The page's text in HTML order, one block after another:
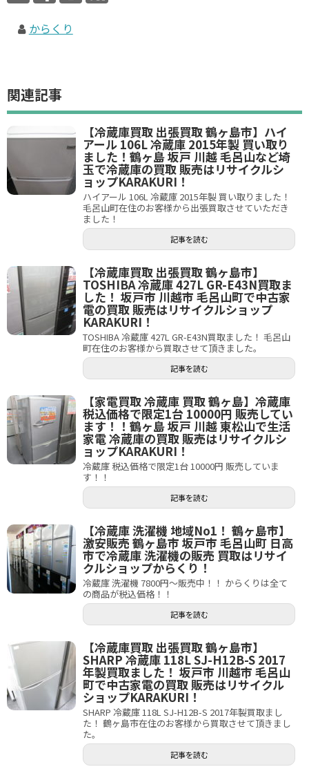
からくり
関連記事
【冷蔵庫買取 出張買取 鶴ヶ島市】ハイ
アール 106L 冷蔵庫 2015年製 買い取り
ました！鶴ヶ島 坂戸 川越 毛呂山など埼
玉で冷蔵庫の買取 販売はリサイクルシ
ョップKARAKURI！
ハイアール 106L 冷蔵庫 2015年製 買い取りました！
毛呂山町在住のお客様から出張買取させていただき
ました！
記事を読む
【冷蔵庫買取 出張買取 鶴ヶ島市】
TOSHIBA 冷蔵庫 427L GR-E43N買取ま
した！ 坂戸市 川越市 毛呂山町で中古家
電の買取 販売はリサイクルショップ
KARAKURI！
TOSHIBA 冷蔵庫 427L GR-E43N買取ました！ 毛呂山
町在住のお客様から買取させて頂きました。
記事を読む
【家電買取 冷蔵庫 買取 鶴ヶ島】冷蔵庫
税込価格で限定1台 10000円 販売してい
ます！！鶴ヶ島 坂戸 川越 東松山で生活
家電 冷蔵庫の買取 販売はリサイクルシ
ョップKARAKURI！
冷蔵庫 税込価格で限定1台 10000円 販売していま
す！！
記事を読む
【冷蔵庫 洗濯機 地域No1！ 鶴ヶ島市】
激安販売 鶴ヶ島市 坂戸市 毛呂山町 日高
市で冷蔵庫 洗濯機の販売 買取はリサイ
クルショップからくり！
冷蔵庫 洗濯機 7800円～販売中！！ からくりは全て
の商品が税込価格！！
記事を読む
【冷蔵庫買取 出張買取 鶴ヶ島市】
SHARP 冷蔵庫 118L SJ-H12B-S 2017
年製買取ました！ 坂戸市 川越市 毛呂山
町で中古家電の買取 販売はリサイクル
ショップKARAKURI！
SHARP 冷蔵庫 118L SJ-H12B-S 2017年製買取まし
た！ 鶴ヶ島市在住のお客様から買取させて頂きまし
た。
記事を読む